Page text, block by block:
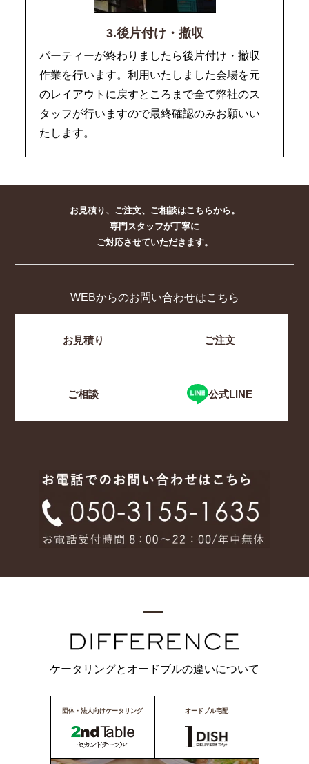
3.後片付け・撤収
パーティーが終わりましたら後片付け・撤収
作業を行います。利用いたしました会場を元
のレイアウトに戻すところまで全て弊社のス
タッフが行いますので最終確認のみお願いい
たします。
お見積り、ご注文、ご相談はこちらから。
専門スタッフが丁寧に
ご対応させていただきます。
WEBからのお問い合わせはこちら
お見積り ご注文
ご相談 公式LINE
ケータリングとオードブルの違いについて
団体・法人向けケータリング オードブル宅配